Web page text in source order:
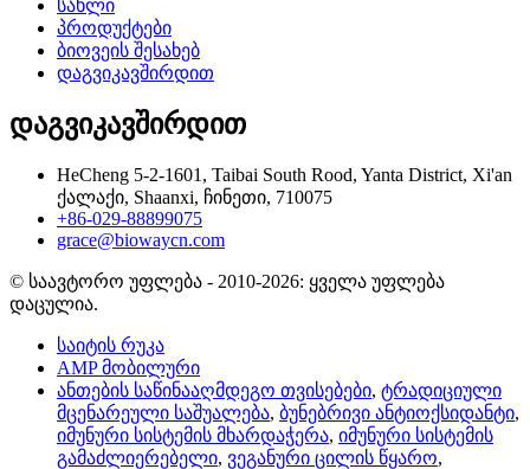
სახლი
პროდუქტები
ბიოვეის შესახებ
დაგვიკავშირდით
დაგვიკავშირდით
HeCheng 5-2-1601, Taibai South Rood, Yanta District, Xi'an
ქალაქი, Shaanxi, ჩინეთი, 710075
+86-029-88899075
grace@biowaycn.com
© საავტორო უფლება - 2010-2026: ყველა უფლება
დაცულია.
საიტის რუკა
AMP მობილური
ანთების საწინააღმდეგო თვისებები, ტრადიციული
მცენარეული საშუალება, ბუნებრივი ანტიოქსიდანტი,
იმუნური სისტემის მხარდაჭერა, იმუნური სისტემის
გამაძლიერებელი, ვეგანური ცილის წყარო,